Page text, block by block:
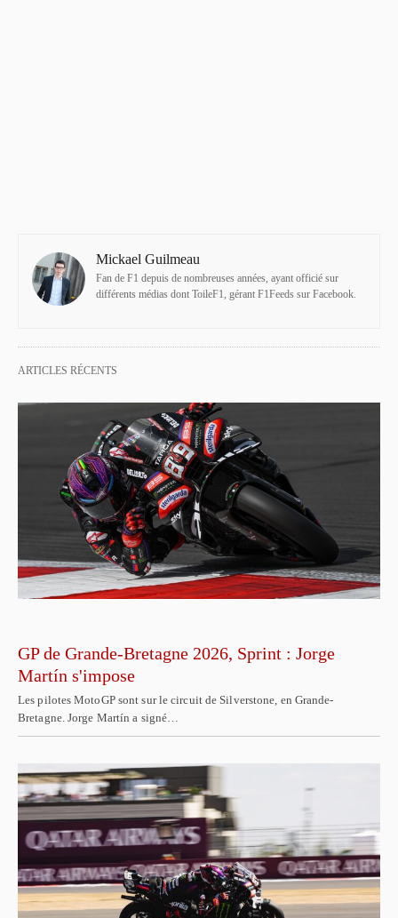
Mickael Guilmeau
Fan de F1 depuis de nombreuses années, ayant officié sur
différents médias dont ToileF1, gérant F1Feeds sur Facebook.
ARTICLES RÉCENTS
GP de Grande-Bretagne 2026, Sprint : Jorge
Martín s'impose
Les pilotes MotoGP sont sur le circuit de Silverstone, en Grande-
Bretagne. Jorge Martín a signé…